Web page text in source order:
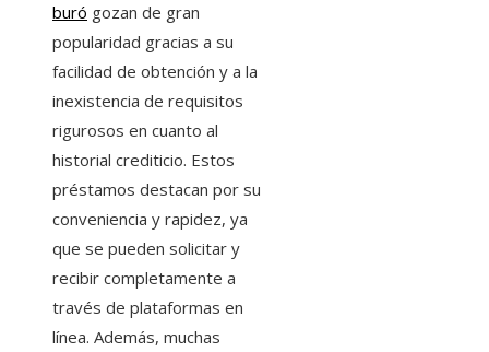
buró gozan de gran
popularidad gracias a su
facilidad de obtención y a la
inexistencia de requisitos
rigurosos en cuanto al
historial crediticio. Estos
préstamos destacan por su
conveniencia y rapidez, ya
que se pueden solicitar y
recibir completamente a
través de plataformas en
línea. Además, muchas